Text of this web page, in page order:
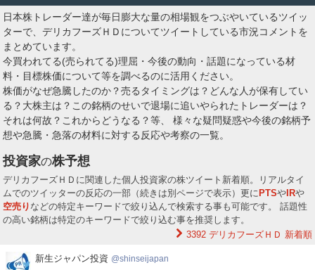
日本株トレーダー達が毎日膨大な量の相場観をつぶやいているツイッ
ターで、デリカフーズＨＤについてツイートしている市況コメントを
まとめています。
今買われてる(売られてる)理屈・今後の動向・話題になっている材
料・目標株価について等を調べるのに活用ください。
株価がなぜ急騰したのか？売るタイミングは？どんな人が保有してい
る？大株主は？この銘柄のせいで退場に追いやられたトレーダーは？
それは何故？これからどうなる？等、 様々な疑問疑惑や今後の銘柄予
想や急騰・急落の材料に対する反応や考察の一覧。
投資家の株予想
デリカフーズＨＤに関連した個人投資家の株ツイート新着順。リアルタイ
ムでのツイッターの反応の一部（続きは別ページで表示）更に PTSや IRや
空売り などの特定キーワードで絞り込んで検索する事も可能です。 話題性
の高い銘柄は特定のキーワードで絞り込む事を推奨します。
3392 デリカフーズＨＤ 新着順
新
新生ジャパン投資 shinseijapan